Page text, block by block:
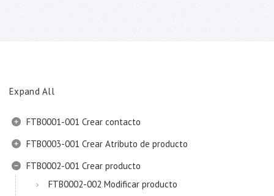
Expand All
FTB0001-001 Crear contacto
FTB0003-001 Crear Atributo de producto
FTB0002-001 Crear producto
FTB0002-002 Modificar producto